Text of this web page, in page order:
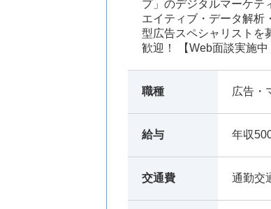
プ」のデジタルマーケテ
エイティブ・データ解析
型広告スペシャリストを
歓迎！ 【Web面談実施
職種 広告・
給与 年収
交通費 通勤交